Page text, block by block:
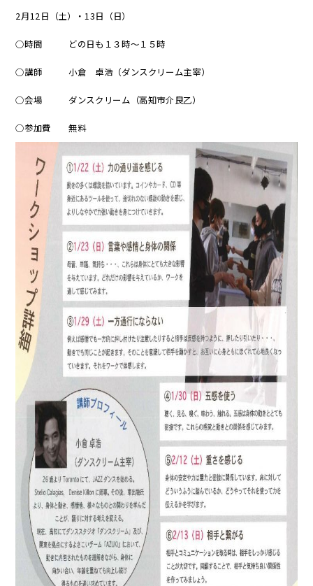
2月12日（土）・13日（日）
○時間 どの日も１３時～１５時
○講師 小倉 卓浩（ダンスクリーム主宰）
○会場 ダンスクリーム（高知市介良乙）
○参加費 無料